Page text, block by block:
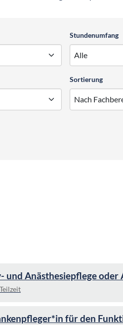
Stundenumfang
Sortierung
und Anästhesiepflege oder
für den